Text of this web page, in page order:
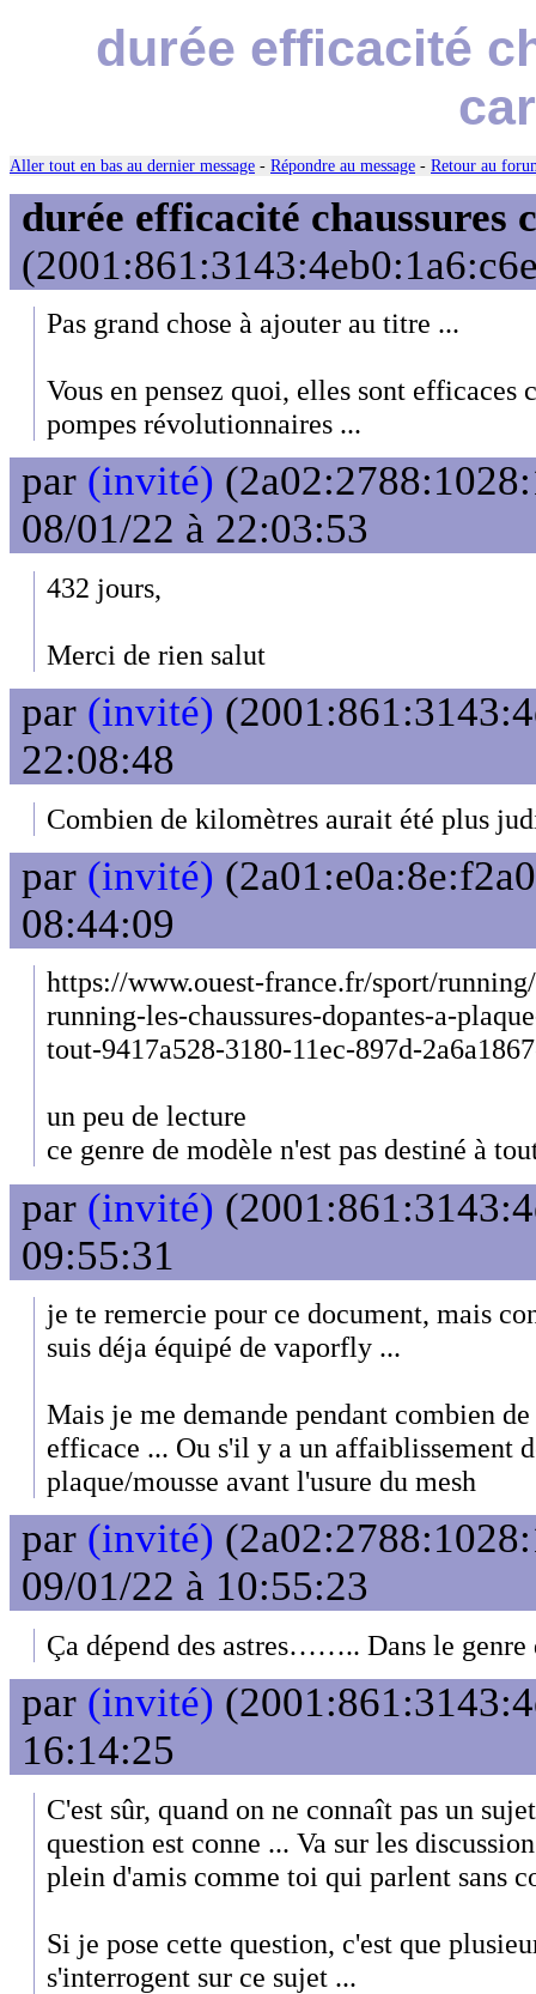
durée efficacité
Aller tout en bas au dernier message - Répondre au message - Retour au
durée efficacité chaussures
Pas grand chose à ajouter au titre ...
Vous en pensez quoi, elles sont efficaces
pompes révolutionnaires ...
par (invité)
08/01/22 à 22:03:53
432 jours,
Merci de rien salut
par (invité)
22:08:48
Combien de kilomètres aurait été plus
par (invité)
08:44:09
https://www.ouest-france.fr/sport/
running-les-chaussures-dopantes-a-
tout-9417a528-3180-11ec-897d-
un peu de lecture
ce genre de modèle n'est pas destiné à
par (invité)
09:55:31
je te remercie pour ce document, mais
suis déja équipé de vaporfly ...
Mais je me demande pendant combien
efficace ... Ou s'il y a un affaiblissement
plaque/mousse avant l'usure du mesh
par (invité)
09/01/22 à 10:55:23
Ça dépend des astres…….. Dans le
par (invité)
16:14:25
C'est sûr, quand on ne connaît pas un
question est conne ... Va sur les
plein d'amis comme toi qui parlent sans
Si je pose cette question, c'est que
s'interrogent sur ce sujet ...